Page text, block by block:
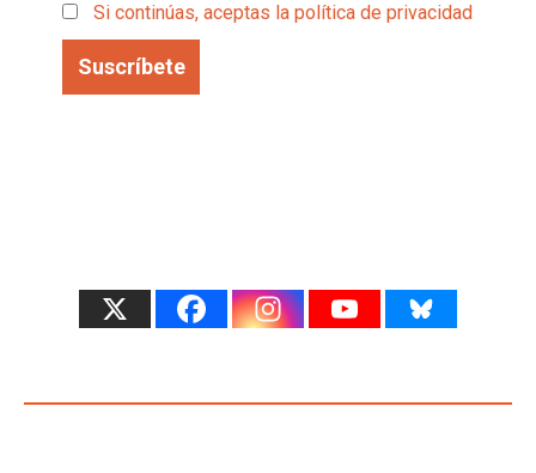
Si continúas, aceptas la política de privacidad